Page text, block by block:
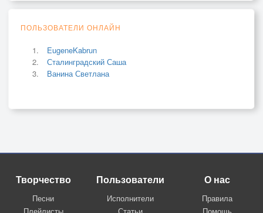
ПОЛЬЗОВАТЕЛИ ОНЛАЙН
EugeneKabrun
Сталинградский Саша
Ванина Светлана
Творчество
Песни
Пользователи
Исполнители
О нас
Правила